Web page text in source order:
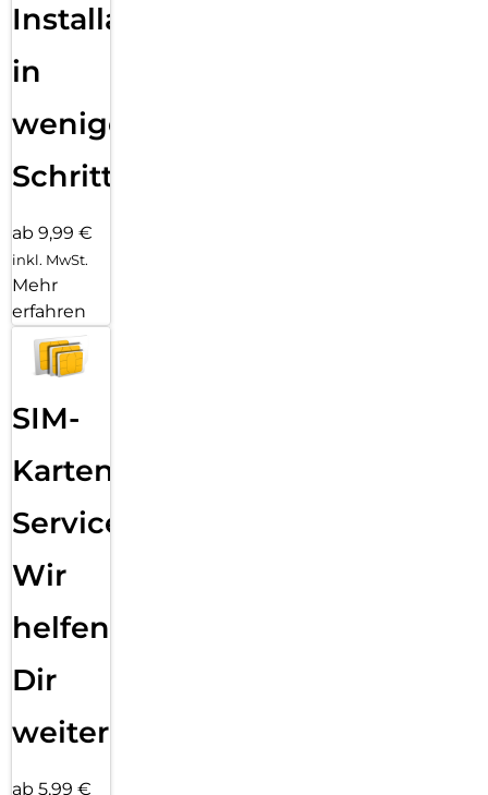
Installation
in
wenigen
Schritten
ab 9,99 €
inkl. MwSt.
Mehr
erfahren
SIM-
Karten
Service:
Wir
helfen
Dir
weiter
ab 5,99 €